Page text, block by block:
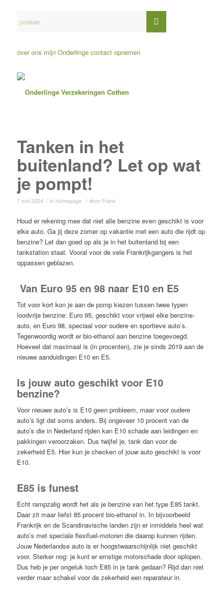
over ons mijn Onderlinge contact opnemen
Tanken in het
buitenland? Let op wat
je pompt!
7 mei 2024 / in Homepage / door Frank
Houd er rekening mee dat niet alle benzine even geschikt is voor
elke auto. Ga jij deze zomer op vakantie met een auto die rijdt op
benzine? Let dan goed op als je in het buitenland bij een
tankstation staat. Vooral voor de vele Frankrijkgangers is het
oppassen geblazen.
Van Euro 95 en 98 naar E10 en E5
Tot voor kort kon je aan de pomp kiezen tussen twee typen
loodvrije benzine: Euro 95, geschikt voor vrijwel elke benzine-
auto, en Euro 98, speciaal voor oudere en sportieve auto’s.
Tegenwoordig wordt er bio-ethanol aan benzine toegevoegd.
Hoeveel dat maximaal is (in procenten), zie je sinds 2019 aan de
nieuwe aanduidingen E10 en E5.
Is jouw auto geschikt voor E10
benzine?
Voor nieuwe auto’s is E10 geen probleem, maar voor oudere
auto’s ligt dat soms anders. Bij ongeveer 10 procent van de
auto’s die in Nederland rijden kan E10 schade aan leidingen en
pakkingen veroorzaken. Dus twijfel je, tank dan voor de
zekerheid E5. Hierkun je checken of jouw auto geschikt is voor
E10.
E85 is funest
Echt rampzalig wordt het als je benzine van het type E85 tankt.
Daar zit maar liefst 85 procent bio-ethanol in. In bijvoorbeeld
Frankrijk en de Scandinavische landen zijn er inmiddels heel wat
auto’s met speciale flexifuel-motoren die daarop kunnen rijden.
Jouw Nederlandse auto is er hoogstwaarschijnlijk niet geschikt
voor. Sterker nog: je kunt er ernstige motorschade door oplopen.
Dus heb je per ongeluk toch E85 in je tank gedaan? Rijd dan niet
verder maar schakel voor de zekerheid een reparateur in.